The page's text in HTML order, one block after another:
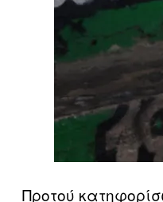
Προτού